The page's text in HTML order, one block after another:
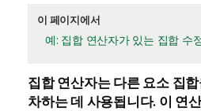
이 페이지에서
예: 집합 연산자가 있는 집합 수
집합 연산자는 다른 요소 집
차하는 데 사용됩니다. 이 연